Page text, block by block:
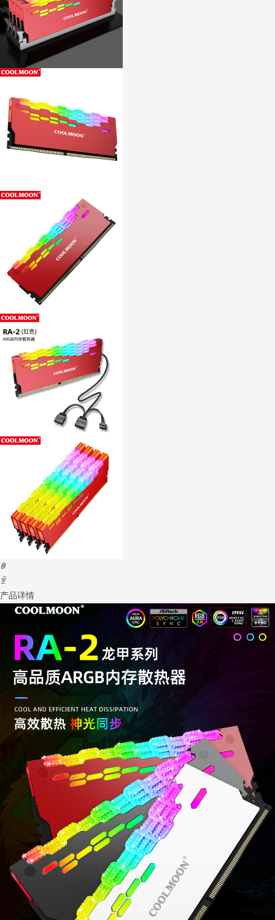
ꁆ
ꁇ
产品详情